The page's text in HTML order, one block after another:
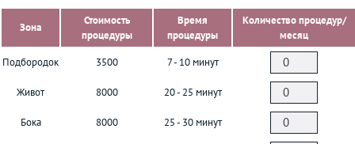
Зона
Стоимость
процедуры
Время
процедуры
Количество процедур/
месяц
Подбородок
3500 7 - 10 минут
Живот 8000 20 - 25 минут
Бока 8000 25 - 30 минут